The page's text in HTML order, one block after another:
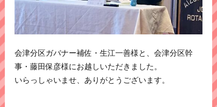
会津分区ガバナー補佐・生江一善様と、会津分区幹
事・藤田保彦様にお越しいただきました。
いらっしゃいませ、ありがとうございます。